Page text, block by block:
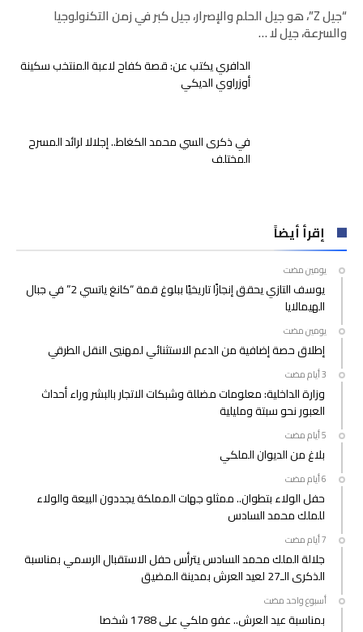
“جيل Z”، هو جيل الحلم والإصرار، جيل كبر في زمن التكنولوجيا
والسرعة، جيل لا …
الدافري يكتب عن: قصة كفاح لاعبة المنتخب سكينة
أوزراوي الديكي
في ذكرى السي محمد الكغاط.. إجلالا لرائد المسرح
المختلف
إقرأ أيضاً
‫‫‫‏‫يومين مضت‬
يوسف التازي يحقق إنجازًا تاريخيًا ببلوغ قمة “كانغ ياتسي 2” في جبال
الهيمالايا
‫‫‫‏‫يومين مضت‬
إطلاق حصة إضافية من الدعم الاستثنائي لمهنيي النقل الطرقي
وزارة الداخلية: معلومات مضللة وشبكات الاتجار بالبشر وراء أحداث
العبور نحو سبتة ومليلية
بلاغ من الديوان الملكي
حفل الولاء بتطوان.. ممثلو جهات المملكة يجددون البيعة والولاء
للملك محمد السادس
جلالة الملك محمد السادس يترأس حفل الاستقبال الرسمي بمناسبة
الذكرى الـ27 لعيد العرش بمدينة المضيق
‫‫‫‏‫أسبوع واحد مضت‬
بمناسبة عيد العرش.. عفو ملكي على 1788 شخصا